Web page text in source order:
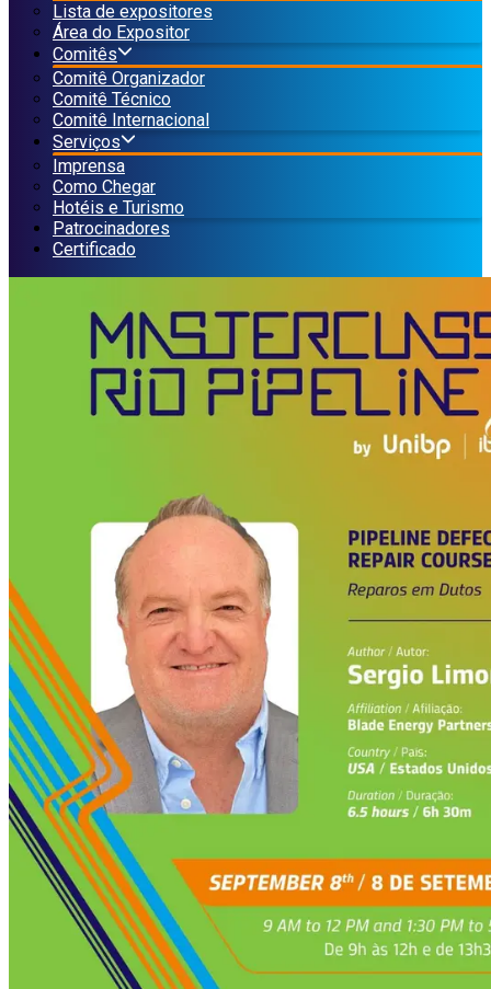
Lista de expositores
Área do Expositor
Comitês
Comitê Organizador
Comitê Técnico
Comitê Internacional
Serviços
Imprensa
Como Chegar
Hotéis e Turismo
Patrocinadores
Certificado